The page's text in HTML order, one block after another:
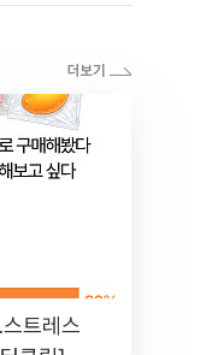
트레스